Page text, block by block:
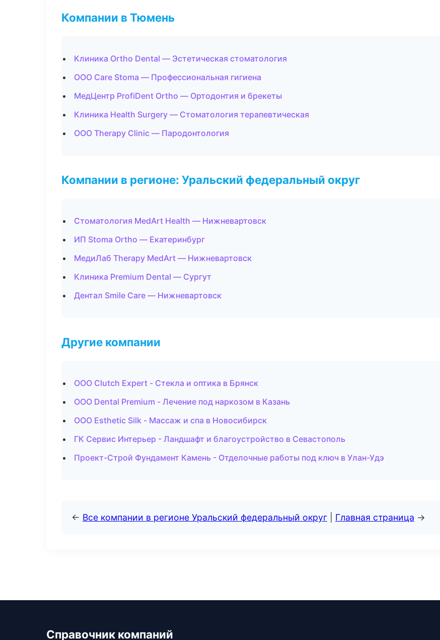
Компании в Тюмень
Клиника Ortho Dental — Эстетическая стоматология
ООО Care Stoma — Профессиональная гигиена
МедЦентр ProfiDent Ortho — Ортодонтия и брекеты
Клиника Health Surgery — Стоматология терапевтическая
ООО Therapy Clinic — Пародонтология
Компании в регионе: Уральский федеральный округ
Стоматология MedArt Health — Нижневартовск
ИП Stoma Ortho — Екатеринбург
МедиЛаб Therapy MedArt — Нижневартовск
Клиника Premium Dental — Сургут
Дентал Smile Care — Нижневартовск
Другие компании
ООО Clutch Expert - Стекла и оптика в Брянск
ООО Dental Premium - Лечение под наркозом в Казань
ООО Esthetic Silk - Массаж и спа в Новосибирск
ГК Сервис Интерьер - Ландшафт и благоустройство в Севастополь
Проект-Строй Фундамент Камень - Отделочные работы под ключ в Улан-Удэ
← Все компании в регионе Уральский федеральный округ Главная страница →
Справочник компаний